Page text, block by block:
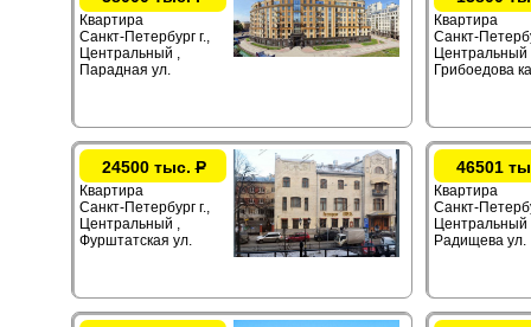
Квартира
Санкт-Петербург г.,
Центральный ,
Парадная ул.
Квартира
Санкт-
Центральный
Грибоедова
24500 тыс.Р
Квартира
Санкт-Петербург г.,
Центральный ,
Фурштатская ул.
46501
Квартира
Санкт-
Центральный
Радищева ул.